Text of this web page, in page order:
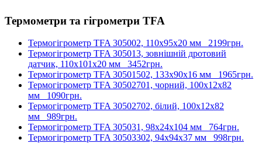
Термометри та гігрометри TFA
Термогігрометр TFA 305002, 110х95х20 мм 2199грн.
Термогігрометр TFA 305013, зовнішній дротовий
датчик, 110х101х20 мм 3452грн.
Термогігрометр TFA 30501502, 133х90х16 мм 1965грн.
Термогігрометр TFA 30502701, чорний, 100x12x82
мм 1090грн.
Термогігрометр TFA 30502702, білий, 100x12x82
мм 989грн.
Термогігрометр TFA 305031, 98x24x104 мм 764грн.
Термогігрометр TFA 30503302, 94x94x37 мм 998грн.